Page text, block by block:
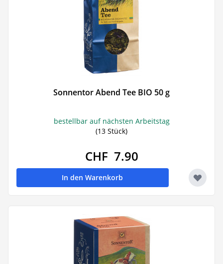
Sonnentor Abend Tee BIO 50 g
bestellbar auf nächsten Arbeitstag
(13 Stück)
CHF 7.90
In den Warenkorb